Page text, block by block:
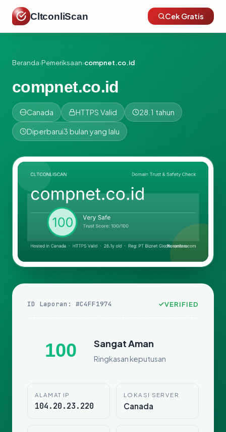
CltconliScan Cek Gratis
Beranda›Pemeriksaan›compnet.co.id
compnet.co.id
Canada HTTPS Valid 28.1 tahun
Diperbarui3 bulan yang lalu
ID Laporan: #C4FF1974 VERIFIED
100 Sangat Aman
Ringkasan keputusan
ALAMAT IP
104.20.23.220
LOKASI SERVER
Canada